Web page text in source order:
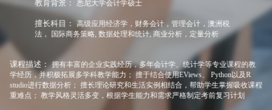
教育背景： 悉尼大学会计学硕士
擅长科目：
高级应用经济学，财务会计，管理会计，澳洲税
法， 国际商务策略, 数据处理和统计, 商业分析，定量分析
课程描述：
拥有丰富的企业实践经历，多年会计学、统计学等专业课程的教
学经历，并积极拓展多学科教学能力； 擅于结合使用EViews、 Python以及R
studio进行数据分析； 擅长理论研究和生活实例相结合，帮助学生掌握吸收课程
重难点； 教学风格灵活多变，根据学生能力和需求严格制定考前复习计划